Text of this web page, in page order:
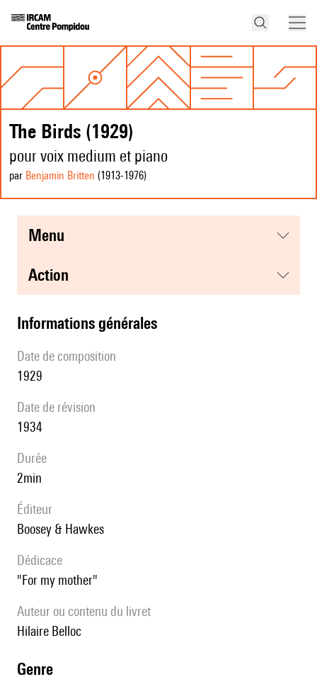
The Birds (1929)
pour voix medium et piano
par Benjamin Britten (1913-1976)
menu
action
informations générales
date de composition
1929
date de révision
1934
durée
2min
éditeur
Boosey & Hawkes
Dédicace
"For my mother"
Auteur ou contenu du livret
Hilaire Belloc
genre